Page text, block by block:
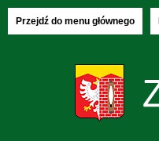
Przejdź do menu głównego